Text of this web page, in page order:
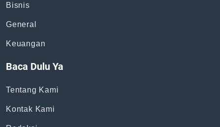
Bisnis
General
Keuangan
Baca Dulu Ya
Tentang Kami
Kontak Kami